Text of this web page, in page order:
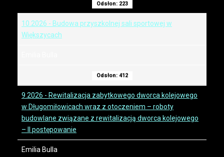
Odsłon: 223
10.2026 - Budowa przyszkolnej sali sportowej w
Większycach
Odsłon: 412
9.2026 - Rewitalizacja zabytkowego dworca kolejowego
w Długomiłowicach wraz z otoczeniem – roboty
budowlane związane z rewitalizacją dworca kolejowego
– II postępowanie
Emilia Bulla